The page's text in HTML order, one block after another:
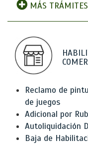
MÁS TRÁMITES
Reclamo de
de juegos
Adicional por
Autoliquidación
Baja de